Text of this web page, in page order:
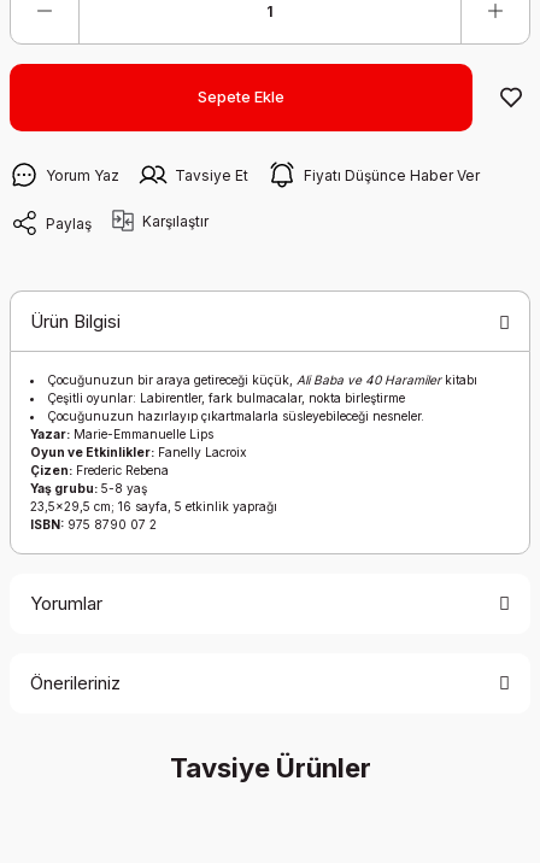
Sepete Ekle
Yorum Yaz Tavsiye Et Fiyatı Düşünce Haber Ver
Paylaş Karşılaştır
Ürün Bilgisi
Çocuğunuzun bir araya getireceği küçük, Ali Baba ve 40 Haramilerkitabı
Çeşitli oyunlar: Labirentler, fark bulmacalar, nokta birleştirme
Çocuğunuzun hazırlayıp çıkartmalarla süsleyebileceği nesneler.
Yazar: Marie-Emmanuelle Lips
Oyun ve Etkinlikler: Fanelly Lacroix
Çizen: Frederic Rebena
Yaş grubu: 5-8 yaş
23,5x29,5 cm; 16 sayfa, 5 etkinlik yaprağı
ISBN: 975 8790 07 2
Yorumlar
Yorum Yaz
Önerileriniz
konularda yetersiz gördüğünüz noktaları öneri formunu
Tavsiye Ürünler